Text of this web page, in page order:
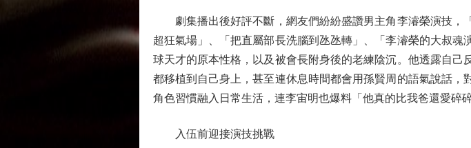
劇集播出後好評不斷，網友們紛紛盛讚男主角李濬榮演技，
超狂氣場」、「把直屬部長洗腦到氹氹轉」、「李濬榮的大叔
球天才的原本性格，以及被會長附身後的老練陰沉。他透露自
都移植到自己身上，甚至連休息時間都會用孫賢周的語氣說話
角色習慣融入日常生活，連李宙明也爆料「他真的比我爸還愛碎碎
入伍前迎接演技挑戰